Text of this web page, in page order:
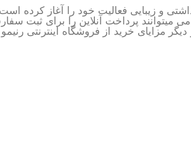
و زیبایی فعالیت خود را آغاز کرده
میتوانند پرداخت آنلاین را برای ثبت
مزایای خرید از فروشگاه اینترنتی